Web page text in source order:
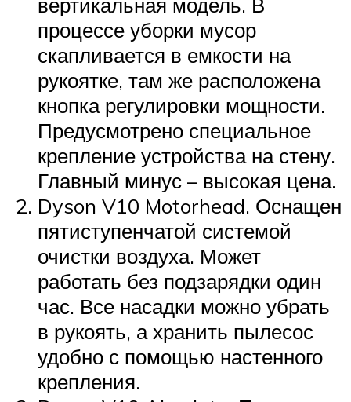
процессе уборки мусор
скапливается в емкости на
рукоятке, там же расположена
кнопка регулировки мощности.
Предусмотрено специальное
крепление устройства на стену.
Главный минус – высокая цена.
Dyson V10 Motorhead. Оснащен
пятиступенчатой системой
очистки воздуха. Может
работать без подзарядки один
час. Все насадки можно убрать
в рукоять, а хранить пылесос
удобно с помощью настенного
крепления.